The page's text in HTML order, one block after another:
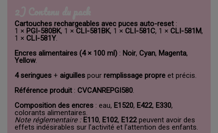
Cartouches rechargeables avec puces auto-reset:
1 × PGI-580BK, 1 × CLI-581BK, 1 × CLI-581C, 1 × CLI-581M,
1 × CLI-581Y.
Encres alimentaires (4 × 100 ml) : Noir, Cyan, Magenta,
Yellow.
4 seringues + aiguilles pour remplissage propre et précis.
Référence produit: CVCANREPGI580.
Composition des encres : eau, E1520, E422, E330,
colorants alimentaires.
Note réglementaire : E110, E102, E122peuvent avoir des
effets indésirables sur l’activité et l’attention des enfants.